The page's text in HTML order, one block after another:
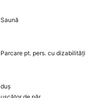
Saună
Parcare pt. pers. cu dizabilități
duș